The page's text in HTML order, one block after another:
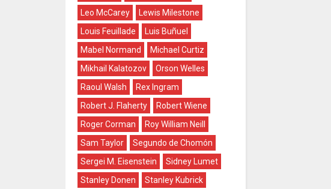
Leo McCarey
Lewis Milestone
Louis Feuillade
Luis Buñuel
Mabel Normand
Michael Curtiz
Mikhail Kalatozov
Orson Welles
Raoul Walsh
Rex Ingram
Robert J. Flaherty
Robert Wiene
Roger Corman
Roy William Neill
Sam Taylor
Segundo de Chomón
Sergei M. Eisenstein
Sidney Lumet
Stanley Donen
Stanley Kubrick